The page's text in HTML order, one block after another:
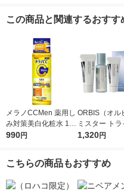
この商品と関連するおすす
メラノCCMen 薬用し
み対策美白化粧水 170
ml ロート製薬
990円
ORBIS（オル
ミスター ト
セット （洗顔
1,320円
こちらの商品もおすすめ